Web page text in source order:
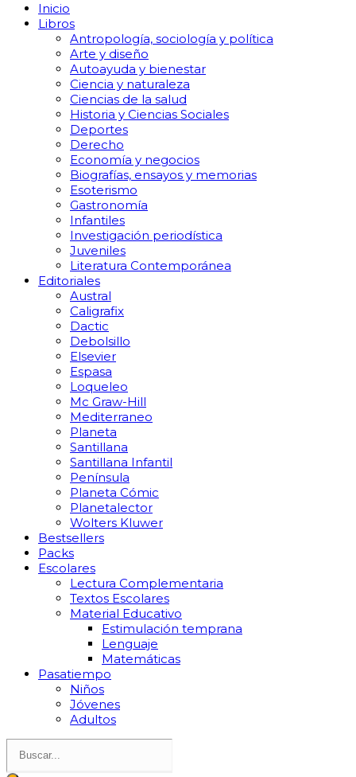
Inicio
Libros
Antropología, sociología y política
Arte y diseño
Autoayuda y bienestar
Ciencia y naturaleza
Ciencias de la salud
Historia y Ciencias Sociales
Deportes
Derecho
Economía y negocios
Biografías, ensayos y memorias
Esoterismo
Gastronomía
Infantiles
Investigación periodística
Juveniles
Literatura Contemporánea
Editoriales
Austral
Caligrafix
Dactic
Debolsillo
Elsevier
Espasa
Loqueleo
Mc Graw-Hill
Mediterraneo
Planeta
Santillana
Santillana Infantil
Península
Planeta Cómic
Planetalector
Wolters Kluwer
Bestsellers
Packs
Escolares
Lectura Complementaria
Textos Escolares
Material Educativo
Estimulación temprana
Lenguaje
Matemáticas
Pasatiempo
Niños
Jóvenes
Adultos